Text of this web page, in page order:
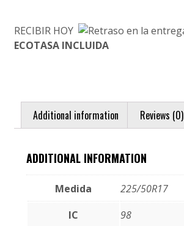
RECIBIR HOY
ECOTASA INCLUIDA
Additional information Reviews (0)
ADDITIONAL INFORMATION
Medida
225/50R17
IC
98